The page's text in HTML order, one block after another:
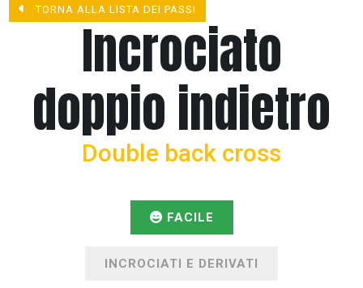
TORNA ALLA LISTA DEI PASSI
Incrociato
doppio indietro
Double back cross
FACILE
INCROCIATI E DERIVATI